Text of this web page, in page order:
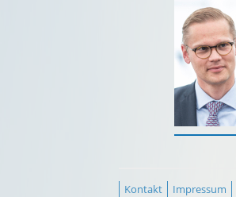
Kontakt Impressum